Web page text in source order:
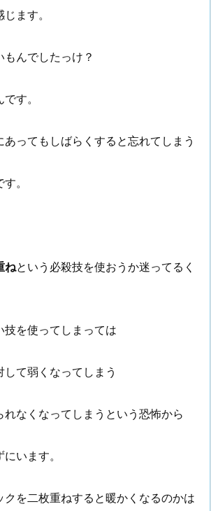
ます。
んでしたっけ？
す。
あってもしばらくすると忘れてしまう
。
ねという必殺技を使おうか迷ってるく
技を使ってしまっては
て弱くなってしまう
なくなってしまうという恐怖から
います。
クを二枚重ねすると暖かくなるのかは